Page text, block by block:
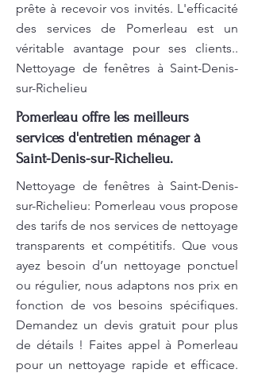
prête à recevoir vos invités. L'efficacité
des services de Pomerleau est un
véritable avantage pour ses clients..
Nettoyage de fenêtres à Saint-Denis-
sur-Richelieu
Pomerleau offre les meilleurs
services d'entretien ménager à
Saint-Denis-sur-Richelieu.
Nettoyage de fenêtres à Saint-Denis-
sur-Richelieu: Pomerleau vous propose
des tarifs de nos services de nettoyage
transparents et compétitifs. Que vous
ayez besoin d’un nettoyage ponctuel
ou régulier, nous adaptons nos prix en
fonction de vos besoins spécifiques.
Demandez un devis gratuit pour plus
de détails ! Faites appel à Pomerleau
pour un nettoyage rapide et efficace.